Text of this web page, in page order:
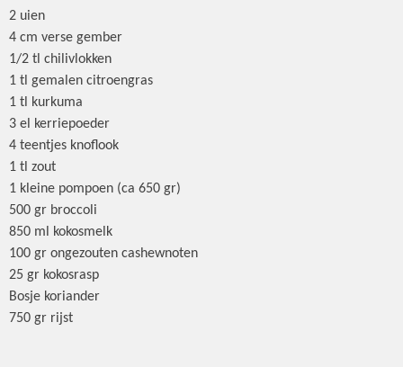
2 uien
4 cm verse gember
1/2 tl chilivlokken
1 tl gemalen citroengras
1 tl kurkuma
3 el kerriepoeder
4 teentjes knoflook
1 tl zout
1 kleine pompoen (ca 650 gr)
500 gr broccoli
850 ml kokosmelk
100 gr ongezouten cashewnoten
25 gr kokosrasp
Bosje koriander
750 gr rijst